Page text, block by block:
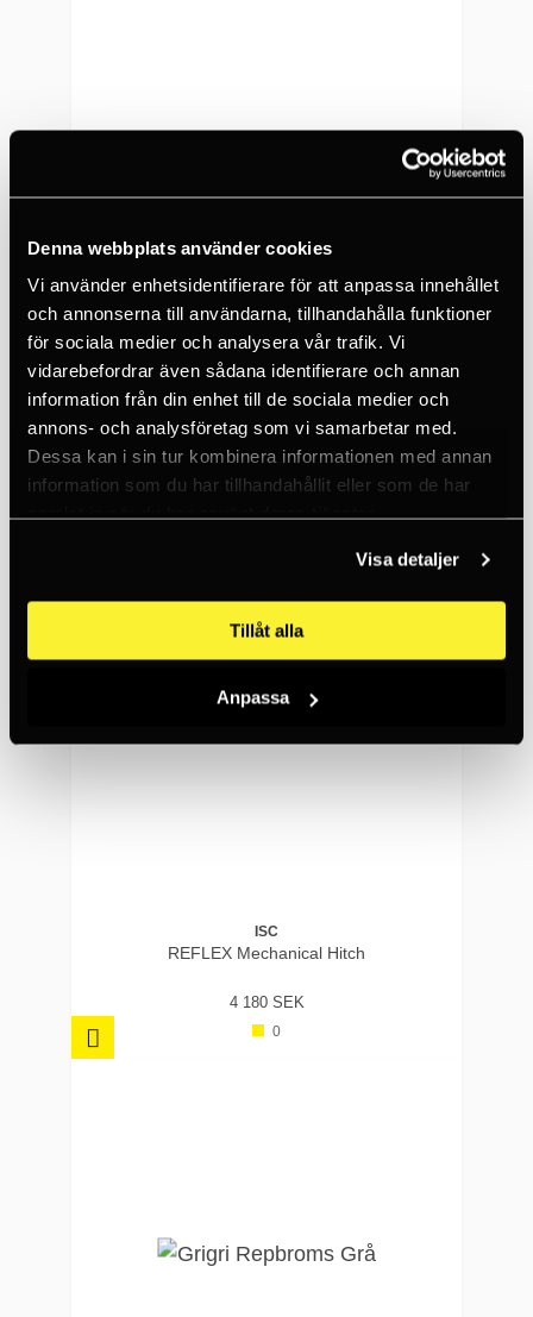
Denna webbplats använder cookies
Vi använder enhetsidentifierare för att anpassa innehållet
och annonserna till användarna, tillhandahålla funktioner
för sociala medier och analysera vår trafik. Vi
vidarebefordrar även sådana identifierare och annan
information från din enhet till de sociala medier och
annons- och analysföretag som vi samarbetar med.
Dessa kan i sin tur kombinera informationen med annan
information som du har tillhandahållit eller som de har
samlat in när du har använt deras tjänster.
Visa detaljer
Tillåt alla
Anpassa
Den passar allt från
klättrare och fungerar
Hur påverkar den
klättringen?
Det integrerade blocket
minskar friktion, vilket gör
att den knappt märks vid
klippning och klättring.
automatiskt vid fall,
minskar belastningen på
PETZL
1 529 SEK
5+
ISC
REFLEX Mechanical Hitch
4 180 SEK
0